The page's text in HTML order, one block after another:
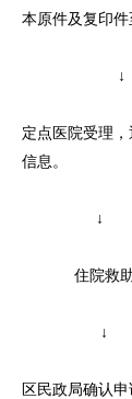
本原件及复印件
↓
定点医院受理
信息。
住
区民政局确认